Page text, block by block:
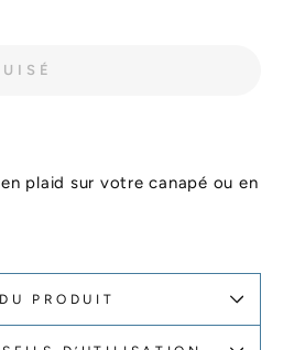
plaid sur votre canapé ou en
PRODUIT